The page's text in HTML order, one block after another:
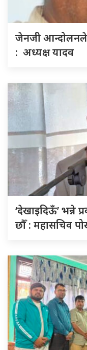
जेनजी आन्दोलनले
: अध्यक्ष यादव
‘देखाइदिऊँ’ भन्ने
छौँ : महासचिव